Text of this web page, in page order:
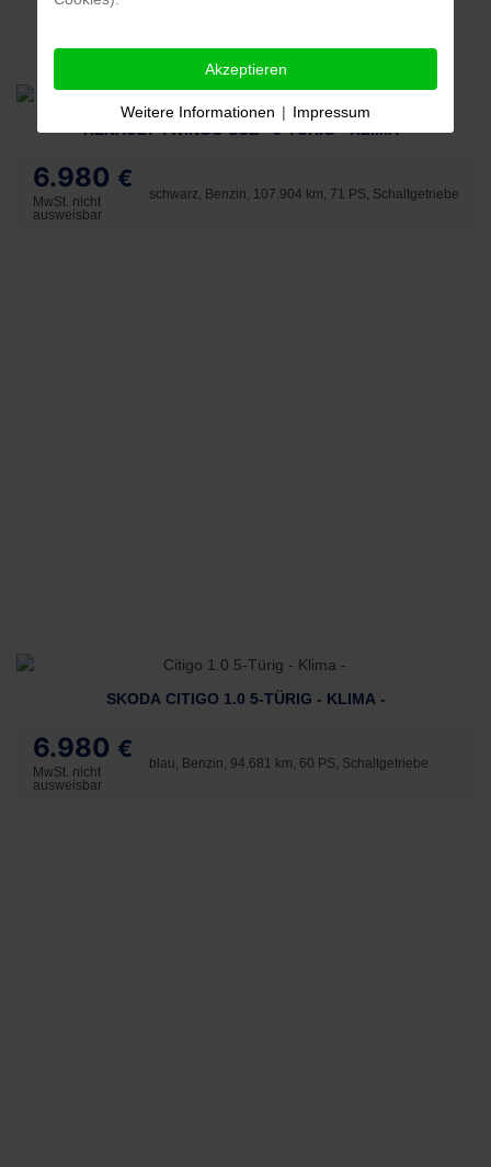
RENAULT TWINGO SCE - 5-TÜRIG - KLIMA -
6.980 €
MwSt. nicht
ausweisbar
schwarz, Benzin, 107.904 km, 71 PS, Schaltgetriebe
SKODA CITIGO 1.0 5-TÜRIG - KLIMA -
6.980 €
MwSt. nicht
ausweisbar
blau, Benzin, 94.681 km, 60 PS, Schaltgetriebe
Akzeptieren
Weitere Informationen | Impressum